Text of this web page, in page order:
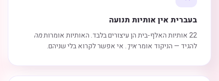
בעברית אין אותיות תנועה
22 אותיות האלף-בית הן עיצורים בלבד. האותיות אומרות
מה
להגיד — הניקוד אומראיך. אי אפשר לקרוא בלי שניהם.